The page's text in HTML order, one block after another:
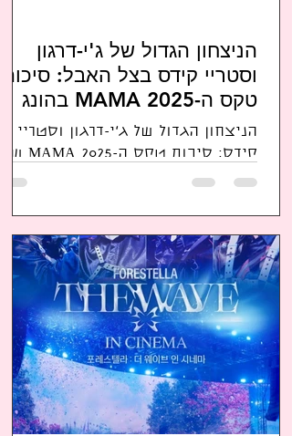
הניצחון הגדול של ג'י-דרגון
וסטריי קידס בצל האבל: סיכום
טקס ה-MAMA 2025 בהונג
קונג
הניצחון הגדול של ג'י-דרגון וסטריי
קידס: סיכום טקס ה-MAMA 2025 של
מוסיקת קייפופ שנערך בהונג קונג